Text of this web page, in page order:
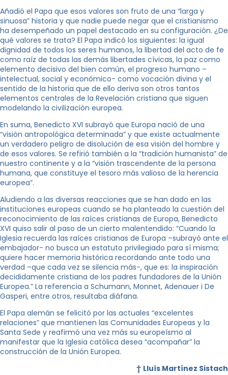
Añadió el Papa que esos valores son fruto de una “larga y
sinuosa” historia y que nadie puede negar que el cristianismo
ha desempeñado un papel destacado en su configuración. ¿De
qué valores se trata? El Papa indicó los siguientes: la igual
dignidad de todos los seres humanos, la libertad del acto de fe
como raíz de todas las demás libertades cívicas, la paz como
elemento decisivo del bien común, el progreso humano –
intelectual, social y económico- como vocación divina y el
sentido de la historia que de ello deriva son otros tantos
elementos centrales de la Revelación cristiana que siguen
modelando la civilización europea.
En suma, Benedicto XVI subrayó que Europa nació de una
“visión antropológica determinada” y que existe actualmente
un verdadero peligro de disolución de esa visión del hombre y
de esos valores. Se refirió también a la “tradición humanista” de
nuestro continente y a la “visión trascendente de la persona
humana, que constituye el tesoro más valioso de la herencia
europea”.
Aludiendo a las diversas reacciones que se han dado en las
instituciones europeas cuando se ha planteado la cuestión del
reconocimiento de las raíces cristianas de Europa, Benedicto
XVI quiso salir al paso de un cierto malentendido: “Cuando la
Iglesia recuerda las raíces cristianas de Europa –subrayó ante el
embajador- no busca un estatuto privilegiado para sí misma;
quiere hacer memoria histórica recordando ante todo una
verdad –que cada vez se silencia más-, que es: la inspiración
decididamente cristiana de los padres fundadores de la Unión
Europea.” La referencia a Schumann, Monnet, Adenauer i De
Gasperi, entre otros, resultaba diáfana.
El Papa alemán se felicitó por las actuales “excelentes
relaciones” que mantienen las Comunidades Europeas y la
Santa Sede y reafirmó una vez más su europeísmo al
manifestar que la Iglesia católica desea “acompañar” la
construcción de la Unión Europea.
† Lluís Martínez Sistach